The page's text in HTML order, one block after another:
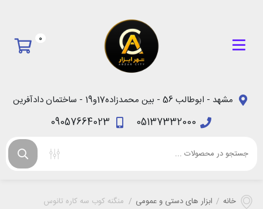
0
مشهد - ابوطالب 56 - بین محمدزاده17و19 - ساختمان دادآفرین
05137332000
09057664023
خانه / ابزار های دستی و عمومی / منگنه کوب سه کاره تانوس